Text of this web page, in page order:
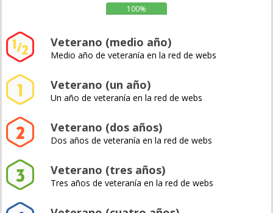
100%
Veterano (medio año)
Medio año de veteranía en la red de webs
Veterano (un año)
Un año de veteranía en la red de webs
Veterano (dos años)
Dos años de veteranía en la red de webs
Veterano (tres años)
Tres años de veteranía en la red de webs